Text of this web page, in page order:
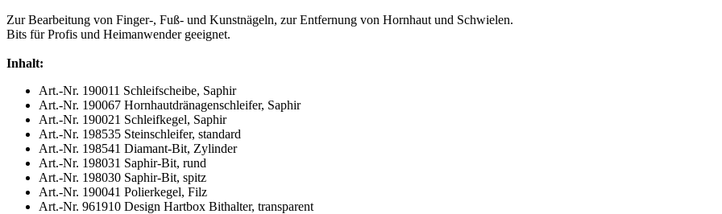
Zur Bearbeitung von Finger-, Fuß- und Kunstnägeln, zur Entfernung von Hornhaut und Schwielen.
Bits für Profis und Heimanwender geeignet.
Inhalt:
Art.-Nr. 190011 Schleifscheibe, Saphir
Art.-Nr. 190067 Hornhautdränagenschleifer, Saphir
Art.-Nr. 190021 Schleifkegel, Saphir
Art.-Nr. 198535 Steinschleifer, standard
Art.-Nr. 198541 Diamant-Bit, Zylinder
Art.-Nr. 198031 Saphir-Bit, rund
Art.-Nr. 198030 Saphir-Bit, spitz
Art.-Nr. 190041 Polierkegel, Filz
Art.-Nr. 961910 Design Hartbox Bithalter, transparent